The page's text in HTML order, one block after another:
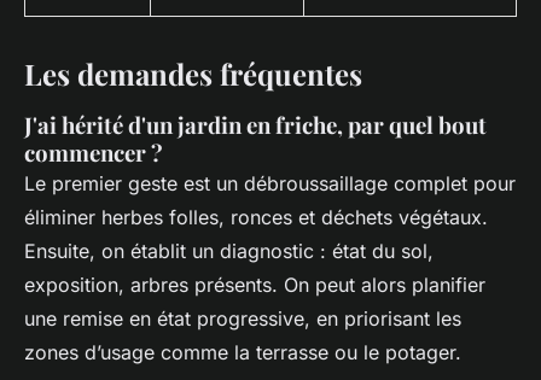
Les demandes fréquentes
J'ai hérité d'un jardin en friche, par quel bout
commencer ?
Le premier geste est un débroussaillage complet pour
éliminer herbes folles, ronces et déchets végétaux.
Ensuite, on établit un diagnostic : état du sol,
exposition, arbres présents. On peut alors planifier
une remise en état progressive, en priorisant les
zones d’usage comme la terrasse ou le potager.